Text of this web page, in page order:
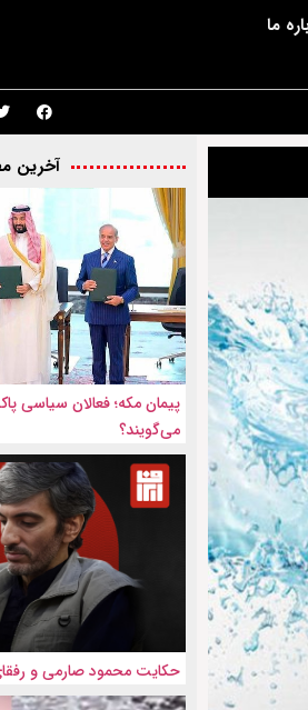
ما
آخرین
پیمان مکه؛ فعالان سیاسی
می‌گویند؟
حکایت محمود صارمی و